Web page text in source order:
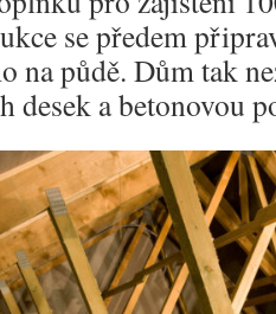
se předem
na půdě. Dům tak
desek a betonovou